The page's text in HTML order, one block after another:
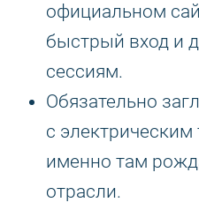
официальном
быстрый вход и
сессиям.
Обязательно
с
именно там
отрасли.